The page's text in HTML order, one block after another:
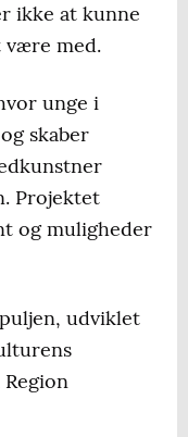
ikke at kunne
med.
unge i
skaber
Projektet
og muligheder
udviklet